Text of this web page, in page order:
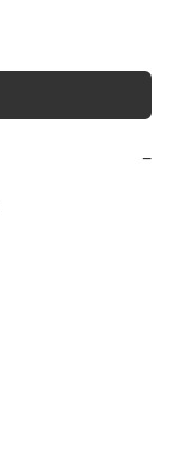
−